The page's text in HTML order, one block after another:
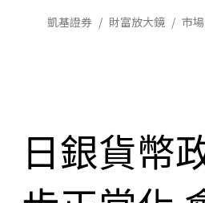
凱基證券 財富放大鏡 市
日銀貨幣